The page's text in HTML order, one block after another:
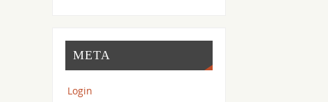
META
Login